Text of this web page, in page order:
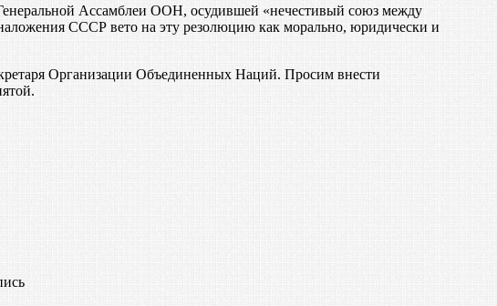
Ассамблеи ООН, осудившей «нечестивый союз между
СССР вето на эту резолюцию как морально, юридически и
Организации Объединенных Наций. Просим внести